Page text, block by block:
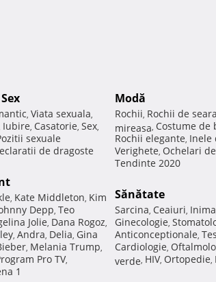
, Viata sexuala,
Iubire, Casatorie, Sex,
sexuale
de dragoste
, Kate Middleton, Kim
Depp, Teo
Jolie, Dana Rogoz,
, Andra, Delia, Gina
, Melania Trump,
Pro TV,
1
Modă
Rochii, Rochii de seara
mireasa, Costume de
Rochii elegante, Inele
Verighete, Ochelari
Tendinte 2020
Sănătate
Sarcina, Ceaiuri, Inima
Ginecologie,
Anticonceptionale,
Cardiologie,
verde, HIV, Ortopedie,